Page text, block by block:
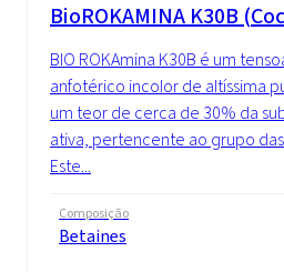
BioROKAMINA K30B
BIO ROKAmina K30B é um
anfotérico incolor de altíssima
um teor de cerca de 30% da
ativa, pertencente ao grupo
Este...
Composição
Betaines